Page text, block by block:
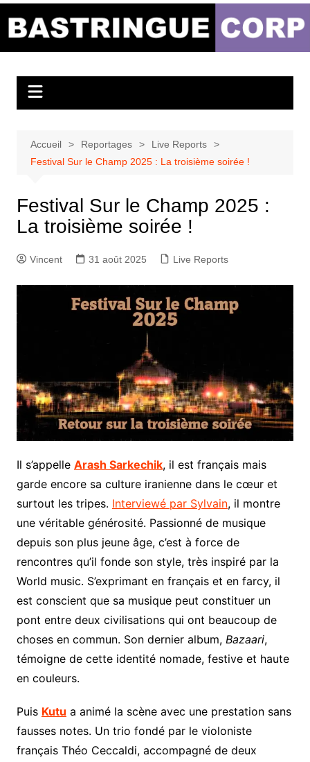
Bastringue Corp –
Musicales
Accueil Reportages
Live Reports
Festival Sur le Champ 2025 : La troisième soirée !
Festival Sur le Champ 2025 :
La troisième soirée !
Vincent 31 août 2025 Live Reports
Il s’appelle Arash Sarkechik, il est français mais
garde encore sa culture iranienne dans le cœur et
surtout les tripes. Interviewé par Sylvain, il montre
une véritable générosité. Passionné de musique
depuis son plus jeune âge, c’est à force de
rencontres qu’il fonde son style, très inspiré par la
World music. S’exprimant en français et en farcy, il
est conscient que sa musique peut constituer un
pont entre deux civilisations qui ont beaucoup de
choses en commun. Son dernier album, Bazaari,
témoigne de cette identité nomade, festive et haute
en couleurs.
Puis Kutu a animé la scène avec une prestation sans
fausses notes. Un trio fondé par le violoniste
français Théo Ceccaldi, accompagné de deux